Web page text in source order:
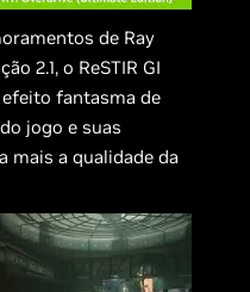
de Ray
2.1, o ReSTIR GI
fantasma de
jogo e suas
mais a qualidade da